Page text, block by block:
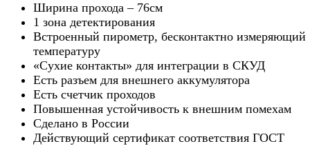
Ширина прохода – 76см
1 зона детектирования
Встроенный пирометр, бесконтактно измеряющий
температуру
«Сухие контакты» для интеграции в СКУД
Есть разъем для внешнего аккумулятора
Есть счетчик проходов
Повышенная устойчивость к внешним помехам
Сделано в России
Действующий сертификат соответствия ГОСТ